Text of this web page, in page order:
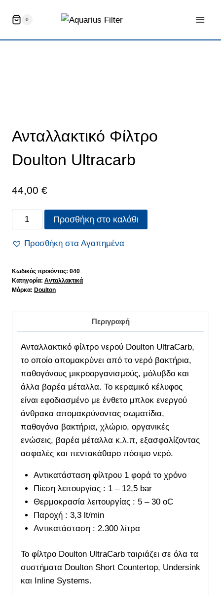
0
Ανταλλακτικό Φίλτρο
Doulton Ultracarb
44,00 €
Ανταλλακτικό
Φίλτρο
Doulton
ποσότητα
Προσθήκη στο καλάθι
Προσθήκη στα Αγαπημένα
Κωδικός προϊόντος: 040
Κατηγορία: Ανταλλακτικά
Μάρκα: Doulton
Περιγραφή
Ανταλλακτικό φίλτρο νερού Doulton UltraCarb,
το οποίο απομακρύνει από το νερό βακτήρια,
παθογόνους μικροοργανισμούς, μόλυβδο και
άλλα βαρέα μέταλλα. Το κεραμικό κέλυφος
είναι εφοδιασμένο με ένθετο μπλοκ ενεργού
άνθρακα απομακρύνοντας σωματίδια,
παθογόνα βακτήρια, χλώριο, οργανικές
ενώσεις, βαρέα μέταλλα κ.λ.π, εξασφαλίζοντας
ασφαλές και πεντακάθαρο πόσιμο νερό.
Αντικατάσταση φίλτρου 1 φορά το χρόνο
Πίεση λειτουργίας : 1 – 12,5 bar
Θερμοκρασία λειτουργίας : 5 – 30 oC
Παροχή : 3,3 lt/min
Αντικατάσταση : 2.300 λίτρα
Το φίλτρο Doulton UltraCarb ταιριάζει σε όλα τα
συστήματα Doulton Short Countertop, Undersink
και Inline Systems.